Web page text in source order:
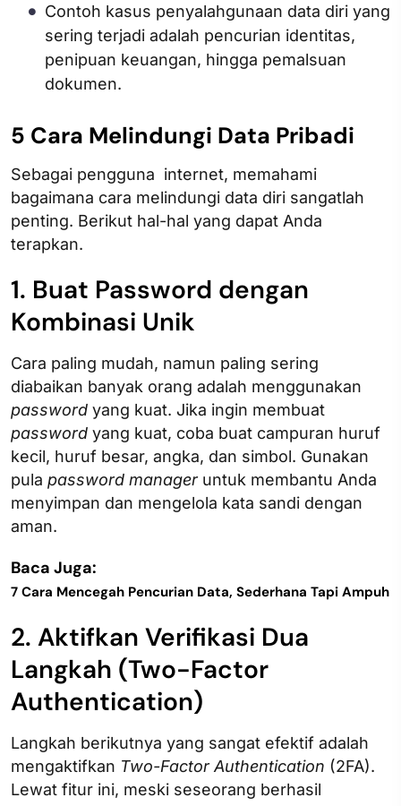
Contoh kasus penyalahgunaan data diri yang
sering terjadi adalah pencurian identitas,
penipuan keuangan, hingga pemalsuan
dokumen.
5 Cara Melindungi Data Pribadi
Sebagai pengguna internet, memahami
bagaimana cara melindungi data diri sangatlah
penting. Berikut hal-hal yang dapat Anda
terapkan.
1. Buat Password dengan
Kombinasi Unik
Cara paling mudah, namun paling sering
diabaikan banyak orang adalah menggunakan
password yang kuat. Jika ingin membuat
password yang kuat, coba buat campuran huruf
kecil, huruf besar, angka, dan simbol. Gunakan
pula password manageruntuk membantu Anda
menyimpan dan mengelola kata sandi dengan
aman.
Baca Juga:
7 Cara Mencegah Pencurian Data, Sederhana Tapi Ampuh
2. Aktifkan Verifikasi Dua
Langkah (Two-Factor
Authentication)
Langkah berikutnya yang sangat efektif adalah
mengaktifkan Two-Factor Authentication (2FA).
Lewat fitur ini, meski seseorang berhasil